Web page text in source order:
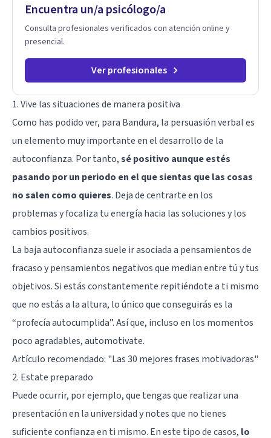
Encuentra un/a psicólogo/a
Consulta profesionales verificados con atención online y
presencial.
Ver profesionales
1. Vive las situaciones de manera positiva
Como has podido ver, para Bandura, la persuasión verbal es
un elemento muy importante en el desarrollo de la
autoconfianza. Por tanto,sé positivo aunque estés
pasando por un periodo en el que sientas que las cosas
no salen como quieres. Deja de centrarte en los
problemas y focaliza tu energía hacia las soluciones y los
cambios positivos.
La baja autoconfianza suele ir asociada a pensamientos de
fracaso ypensamientos negativosque median entre tú y tus
objetivos. Si estás constantemente repitiéndote a ti mismo
que no estás a la altura, lo único que conseguirás es la
“profecía autocumplida”. Así que, incluso en los momentos
poco agradables, automotivate.
Artículo recomendado: "Las 30 mejores frases motivadoras"
2. Estate preparado
Puede ocurrir, por ejemplo, que tengas que realizar una
presentación en la universidad y notes que no tienes
suficiente confianza en ti mismo. En este tipo de casos, lo